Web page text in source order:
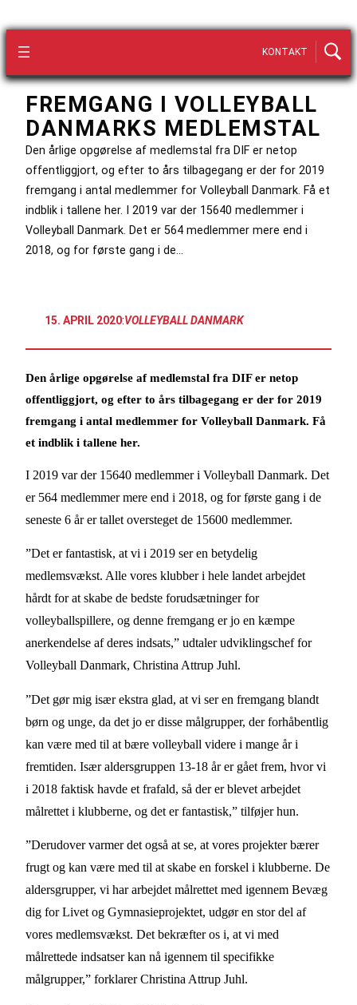
KONTAKT
FREMGANG I VOLLEYBALL
DANMARKS MEDLEMSTAL
Den årlige opgørelse af medlemstal fra DIF er netop
offentliggjort, og efter to års tilbagegang er der for 2019
fremgang i antal medlemmer for Volleyball Danmark. Få et
indblik i tallene her. I 2019 var der 15640 medlemmer i
Volleyball Danmark. Det er 564 medlemmer mere end i
2018, og for første gang i de…
15. APRIL 2020:VOLLEYBALL DANMARK
Den årlige opgørelse af medlemstal fra DIF er netop
offentliggjort, og efter to års tilbagegang er der for 2019
fremgang i antal medlemmer for Volleyball Danmark. Få
et indblik i tallene her.
I 2019 var der 15640 medlemmer i Volleyball Danmark. Det
er 564 medlemmer mere end i 2018, og for første gang i de
seneste 6 år er tallet oversteget de 15600 medlemmer.
”Det er fantastisk, at vi i 2019 ser en betydelig
medlemsvækst. Alle vores klubber i hele landet arbejdet
hårdt for at skabe de bedste forudsætninger for
volleyballspillere, og denne fremgang er jo en kæmpe
anerkendelse af deres indsats,” udtaler udviklingschef for
Volleyball Danmark, Christina Attrup Juhl.
”Det gør mig især ekstra glad, at vi ser en fremgang blandt
børn og unge, da det jo er disse målgrupper, der forhåbentlig
kan være med til at bære volleyball videre i mange år i
fremtiden. Især aldersgruppen 13-18 år er gået frem, hvor vi
i 2018 faktisk havde et frafald, så der er blevet arbejdet
målrettet i klubberne, og det er fantastisk,” tilføjer hun.
”Derudover varmer det også at se, at vores projekter bærer
frugt og kan være med til at skabe en forskel i klubberne. De
aldersgrupper, vi har arbejdet målrettet med igennem Bevæg
dig for Livet og Gymnasieprojektet, udgør en stor del af
vores medlemsvækst. Det bekræfter os i, at vi med
målrettede indsatser kan nå igennem til specifikke
målgrupper,” forklarer Christina Attrup Juhl.